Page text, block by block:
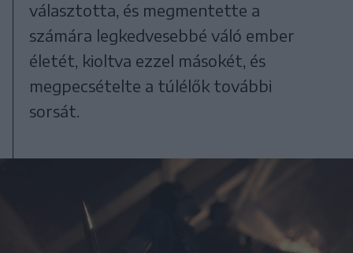
választotta, és megmentette a
számára legkedvesebbé váló ember
életét, kioltva ezzel másokét, és
megpecsételte a túlélők további
sorsát.